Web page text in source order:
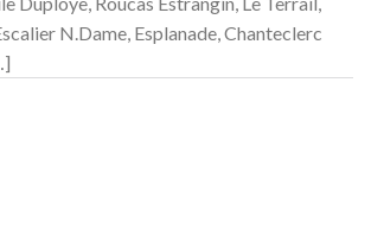
N.Dame, Esplanade, Chanteclerc